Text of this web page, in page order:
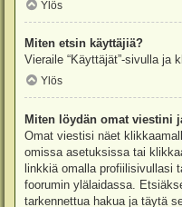
Ylös
Miten etsin käyttäjiä?
Vieraile “Käyttäjät”-sivulla ja
Ylös
Miten löydän omat viestini
Omat viestisi näet
omissa asetuksissa tai
linkkiä omalla profiilisivullasi
foorumin ylälaidassa.
tarkennettua hakua ja täytä